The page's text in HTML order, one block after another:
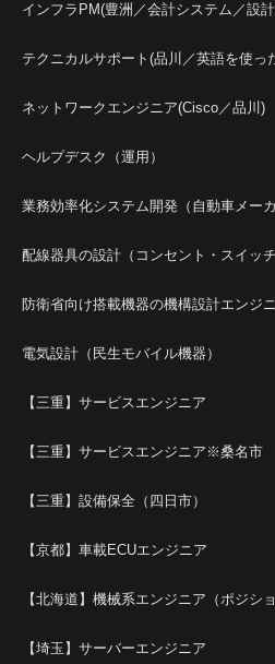
インフラPM(豊洲／会計システム／設
テクニカルサポート(品川／英語を使っ
ネットワークエンジニア(Cisco／品川)
ヘルプデスク（運用）
業務効率化システム開発（自動車メーカ
配線器具の設計（コンセント・スイッチ
防衛省向け搭載機器の機構設計エンジ
電気設計（民生モバイル機器）
【三重】サービスエンジニア
【三重】サービスエンジニア※桑名市
【三重】設備保全（四日市）
【京都】車載ECUエンジニア
【北海道】機械系エンジニア（ポジシ
【埼玉】サーバーエンジニア